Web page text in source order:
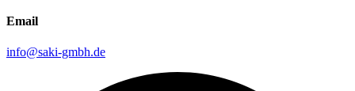
Email
info@saki-gmbh.de